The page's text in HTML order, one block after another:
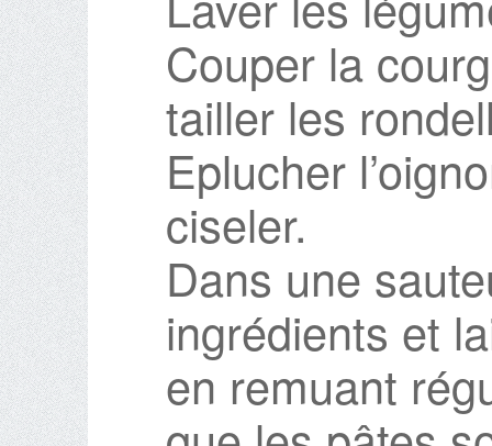
Couper la
tailler les
Eplucher
ciseler.
Dans une
ingrédients et
en remuant